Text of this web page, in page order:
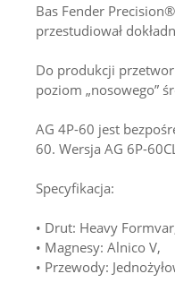
Bas Fender
przestudiował
Do produkcji
poziom „nosowego”
AG 4P-60 jest
60. Wersja AG 6P-
Specyfikacja:
• Drut: Heavy
• Magnesy: Alnico V,
• Przewody: